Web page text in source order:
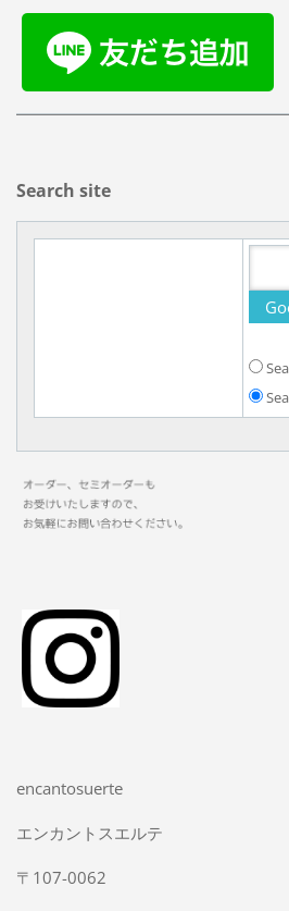
Search site
encantosuerte
エンカントスエルテ
〒107-0062